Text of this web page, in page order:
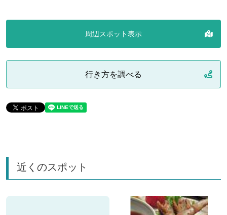
周辺スポット表示
行き方を調べる
近くのスポット